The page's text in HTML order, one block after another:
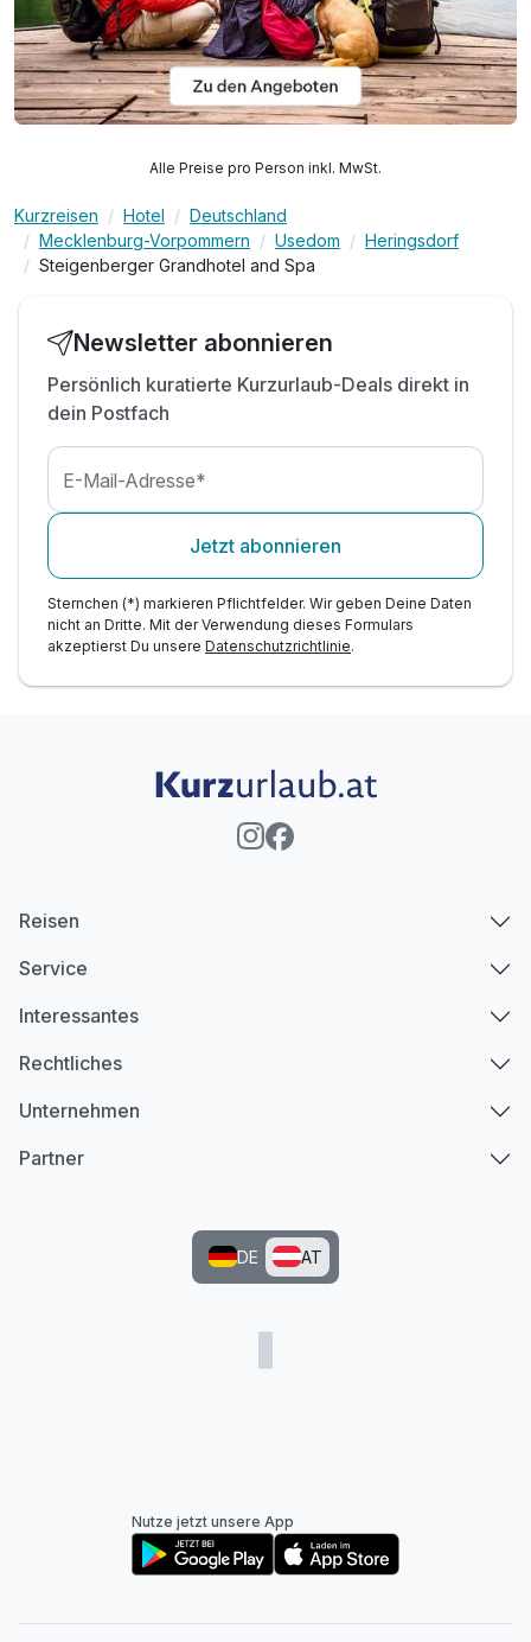
Alle Preise pro Person inkl. MwSt.
Kurzreisen Hotel
Deutschland
Mecklenburg-Vorpommern
Usedom
Heringsdorf
Steigenberger Grandhotel and Spa
Newsletter abonnieren
Persönlich kuratierte Kurzurlaub-Deals direkt in
dein Postfach
E-Mail-Adresse*
Jetzt abonnieren
Sternchen (*) markieren Pflichtfelder. Wir geben Deine Daten
nicht an Dritte. Mit der Verwendung dieses Formulars
akzeptierst Du unsere Datenschutzrichtlinie.
Reisen
Service
Interessantes
Rechtliches
Unternehmen
Partner
DE AT
Nutze jetzt unsere App